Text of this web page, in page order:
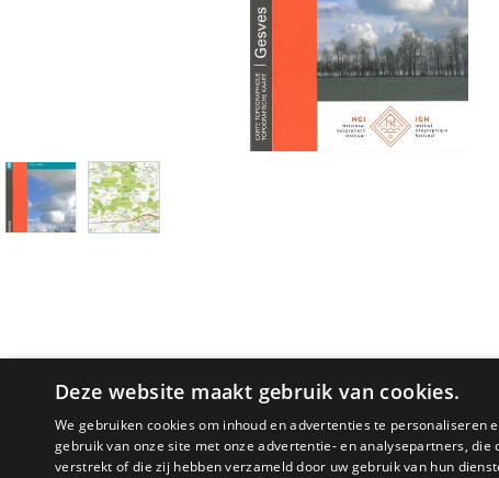
PRODUCTOMSCHRIJVING
Deze website maakt gebruik van cookies.
We gebruiken cookies om inhoud en advertenties te
gebruik van onze site met onze advertentie- en analysepartners,
verstrekt of die zij hebben verzameld door uw gebruik van hun